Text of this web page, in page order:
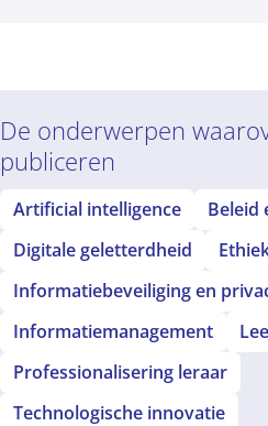
De onderwerpen
publiceren
Artificial intelligence
Beleid
Digitale geletterdheid
Informatiebeveiliging en
Informatiemanagement
Professionalisering leraar
Technologische innovatie